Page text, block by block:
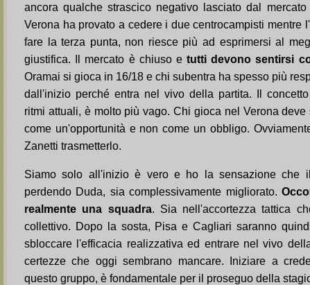
ancora qualche strascico negativo lasciato dal
Verona ha provato a cedere i due centrocampisti mentre
fare la terza punta, non riesce più ad esprimersi al
giustifica. Il mercato è chiuso etutti devono sentirsi
Oramai si gioca in 16/18 e chi subentra ha spesso più
dall'inizio perché entra nel vivo della partita. Il
ritmi attuali, è molto più vago. Chi gioca nel Verona
come un'opportunità e non come un obbligo.
Zanetti trasmetterlo.
Siamo solo all'inizio è vero e ho la sensazione che
perdendo Duda, sia complessivamente migliorato.
realmente una squadra. Sia nell'accortezza tattica
collettivo. Dopo la sosta, Pisa e Cagliari saranno
sbloccare l'efficacia realizzativa ed entrare nel vivo
certezze che oggi sembrano mancare. Iniziare a
questo gruppo, è fondamentale per il proseguo della